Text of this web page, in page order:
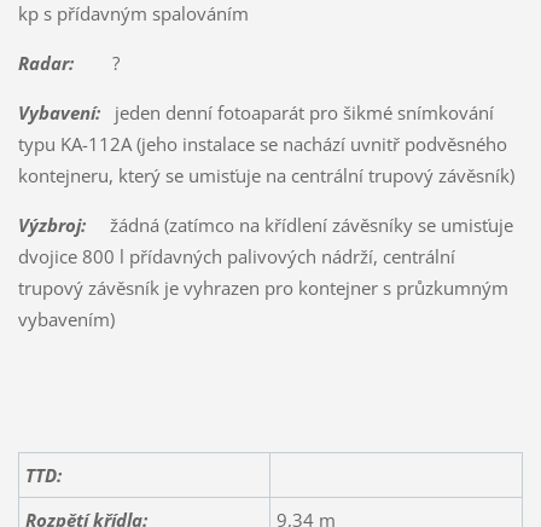
kp s přídavným spalováním
Radar:?
Vybavení:jeden denní fotoaparát pro šikmé snímkování
typu KA-112A (jeho instalace se nachází uvnitř podvěsného
kontejneru, který se umisťuje na centrální trupový závěsník)
Výzbroj:žádná (zatímco na křídlení závěsníky se umisťuje
dvojice 800 l přídavných palivových nádrží, centrální
trupový závěsník je vyhrazen pro kontejner s průzkumným
vybavením)
TTD:
Rozpětí křídla:
9,34 m